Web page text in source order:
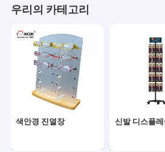
금속 디스플레이 선반
나무 디스플레이 선반
아크릴 진열장
마루 진열대
우리의 카테고리
색안경 진열장 신발 디스플레